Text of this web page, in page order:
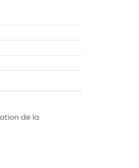
de la